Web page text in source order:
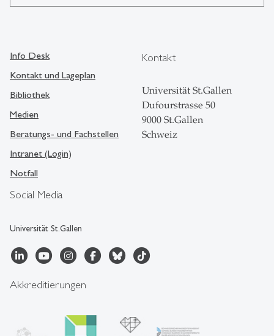
Social Media
Universität St.Gallen
Info Desk
Kontakt und Lageplan
Bibliothek
Medien
Beratungs- und Fachstellen
Intranet (Login)
Notfall
Kontakt
Universität St.Gallen
Dufourstrasse 50
9000 St.Gallen
Schweiz
Akkreditierungen